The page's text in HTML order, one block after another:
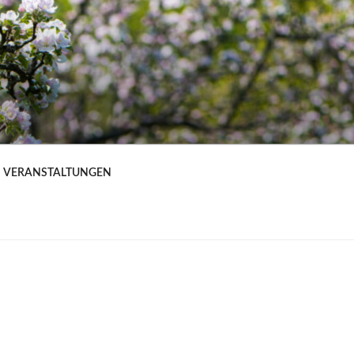
VERANSTALTUNGEN